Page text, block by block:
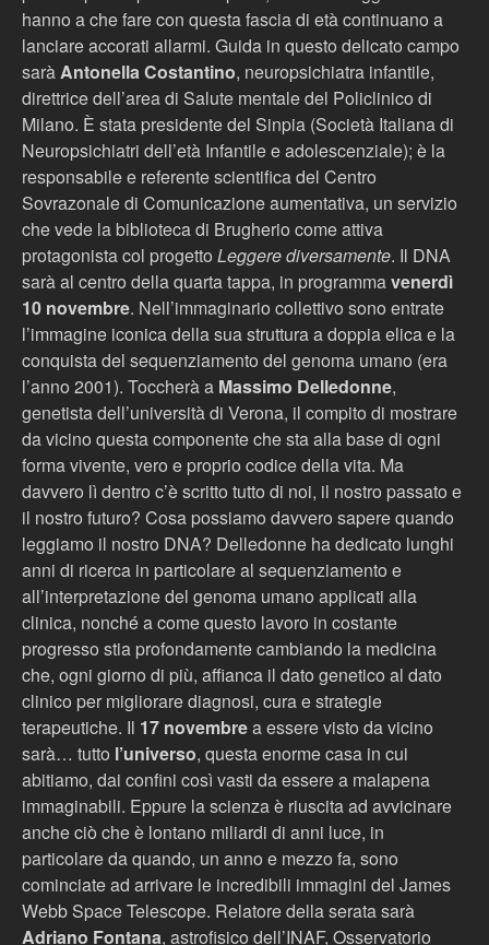
hanno a che fare con questa fascia di età continuano a
lanciare accorati allarmi. Guida in questo delicato campo
saràAntonella Costantino, neuropsichiatra infantile,
direttrice dell’area di Salute mentale del Policlinico di
Milano. È stata presidente del Sinpia (Società Italiana di
Neuropsichiatri dell’età Infantile e adolescenziale); è la
responsabile e referente scientifica del Centro
Sovrazonale di Comunicazione aumentativa, un servizio
che vede la biblioteca di Brugherio come attiva
protagonista col progetto Leggere diversamente. Il DNA
sarà al centro della quarta tappa, in programmavenerdì
10 novembre. Nell’immaginario collettivo sono entrate
l’immagine iconica della sua struttura a doppia elica e la
conquista del sequenziamento del genoma umano (era
l’anno 2001). Toccherà a Massimo Delledonne,
genetista dell’università di Verona, il compito di mostrare
da vicino questa componente che sta alla base di ogni
forma vivente, vero e proprio codice della vita. Ma
davvero lì dentro c’è scritto tutto di noi, il nostro passato e
il nostro futuro? Cosa possiamo davvero sapere quando
leggiamo il nostro DNA? Delledonne ha dedicato lunghi
anni di ricerca in particolare al sequenziamento e
all’interpretazione del genoma umano applicati alla
clinica, nonché a come questo lavoro in costante
progresso stia profondamente cambiando la medicina
che, ogni giorno di più, affianca il dato genetico al dato
clinico per migliorare diagnosi, cura e strategie
terapeutiche. Il 17 novembrea essere visto da vicino
sarà… tutto l’universo, questa enorme casa in cui
abitiamo, dai confini così vasti da essere a malapena
immaginabili. Eppure la scienza è riuscita ad avvicinare
anche ciò che è lontano miliardi di anni luce, in
particolare da quando, un anno e mezzo fa, sono
cominciate ad arrivare le incredibili immagini del James
Webb Space Telescope. Relatore della serata sarà
Adriano Fontana, astrofisico dell’INAF, Osservatorio